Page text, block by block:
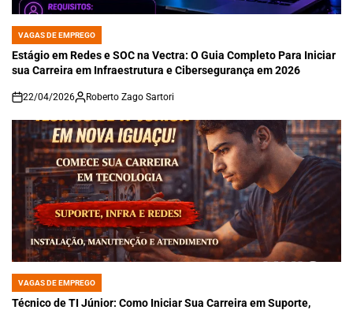
POSTED
IN
VAGAS DE EMPREGO
Estágio em Redes e SOC na Vectra: O Guia Completo Para Iniciar
sua Carreira em Infraestrutura e Cibersegurança em 2026
on
22/04/2026 Roberto Zago Sartori
POSTED
IN
VAGAS DE EMPREGO
Técnico de TI Júnior: Como Iniciar Sua Carreira em Suporte,